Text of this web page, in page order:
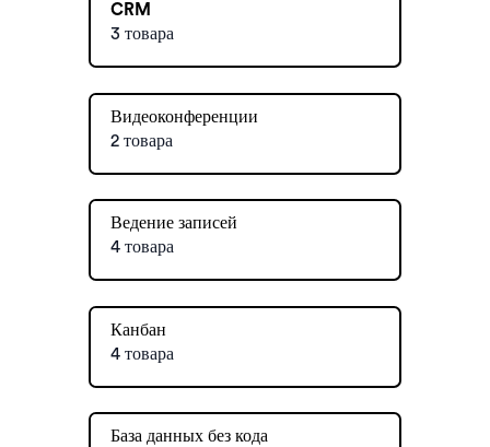
CRM
3 товара
Видеоконференции
2 товара
Ведение записей
4 товара
Канбан
4 товара
База данных без кода